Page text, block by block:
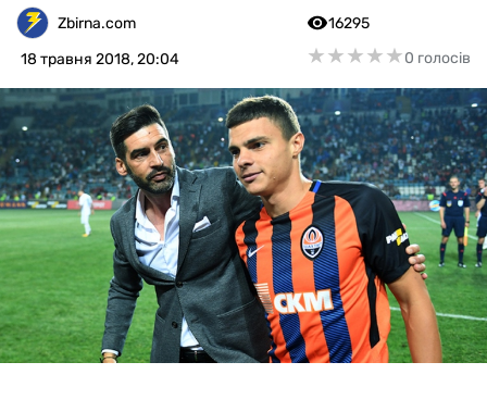
РІЗНЕ
БУКМЕКЕРИ
Zbirna.com
18 травня 2018, 20:04
16295
★★★★★
★★★★★0 голосів